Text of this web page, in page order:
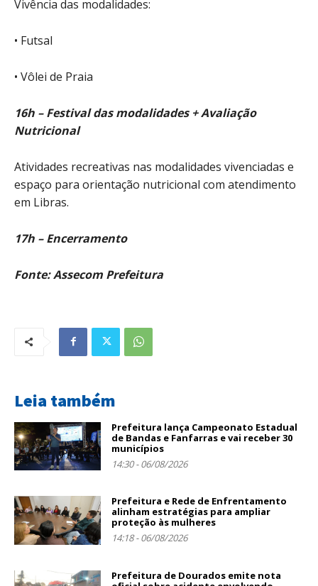
Vivência das modalidades:
• Futsal
• Vôlei de Praia
16h – Festival das modalidades + Avaliação
Nutricional
Atividades recreativas nas modalidades vivenciadas e
espaço para orientação nutricional com atendimento
em Libras.
17h – Encerramento
Fonte: Assecom Prefeitura
Leia também
Prefeitura lança Campeonato Estadual
de Bandas e Fanfarras e vai receber 30
municípios
14:30 - 06/08/2026
Prefeitura e Rede de Enfrentamento
alinham estratégias para ampliar
proteção às mulheres
14:18 - 06/08/2026
Prefeitura de Dourados emite nota